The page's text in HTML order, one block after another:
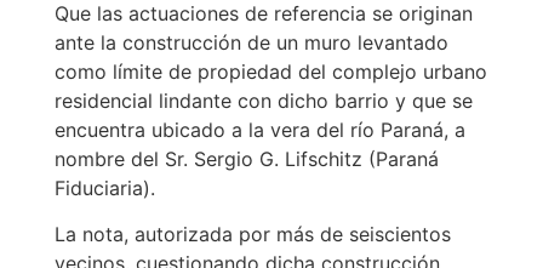
Que las actuaciones de referencia se originan
ante la construcción de un muro levantado
como límite de propiedad del complejo urbano
residencial lindante con dicho barrio y que se
encuentra ubicado a la vera del río Paraná, a
nombre del Sr. Sergio G. Lifschitz (Paraná
Fiduciaria).
La nota, autorizada por más de seiscientos